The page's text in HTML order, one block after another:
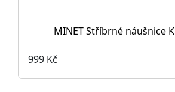
MINET Stříbrné náušnice
999 Kč